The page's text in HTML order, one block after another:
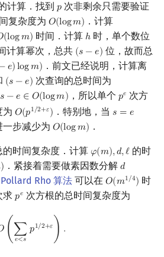
计算．找到 𝑝
p次非剩余只需要验证
复杂度为 𝑂(log𝑚)
O(logm) ．计算
(log𝑚)
(logm) 时间．计算 ℎ
h 时，单个数位
计算幂次，总共 (𝑠 −𝑒)
(s−e)
位，故而总
𝑒)log𝑚)
) logm)
．前文已经说明，计算离
(𝑠 −𝑒)
(s−e ) 次查询的总时间为
𝑠 −𝑒 ∈ 𝑂(log𝑚)
s−e ∈ O( logm) ，所以单个 𝑝𝑒
pe次方
为 𝑂(𝑝1/2+𝜀)
O(p1/2+ε) ．特别地，当 𝑠 = 𝑒
s=e
步减少为 𝑂(log𝑚)
O(logm) ．
时间复杂度．计算 𝜑(𝑚),𝑑,ℓ
φ(m),d,ℓ 的时
) ．紧接着需要做素因数分解 𝑑
d
Pollard Rho 算法 可以在𝑂(𝑚1/4)
O(m1/4) 时
求 𝑝𝑒
pe 次方根的总时间复杂度为
( ∑
𝑒<𝑠
𝑝1/2+𝜀 ) .
(∑e<s / ε)